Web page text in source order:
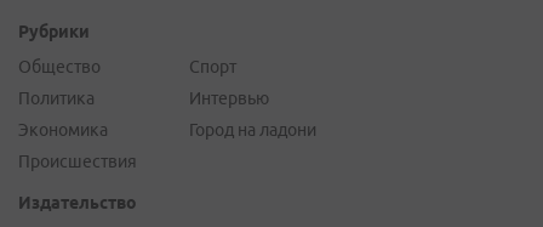
Рубрики
Общество
Политика
Экономика
Происшествия
Спорт
Интервью
Город на ладони
Издательство